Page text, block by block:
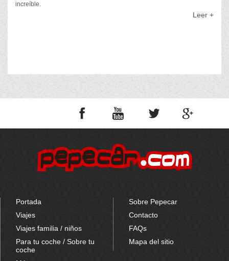
increíble.
Leer +
Portada
Viajes
Viajes familia / niños
Para tu coche / Sobre tu
coche
Sobre Pepecar
Contacto
FAQs
Mapa del sitio